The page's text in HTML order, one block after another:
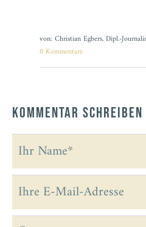
von: Christian Egbers, Dipl.-
0 Kommentare
Kommentar schreiben